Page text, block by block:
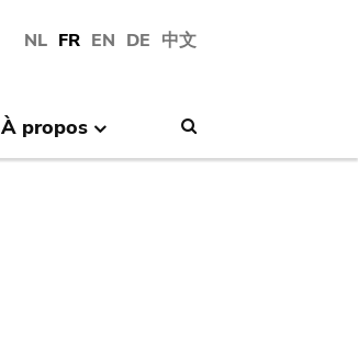
NL FR EN DE 中文
À propos